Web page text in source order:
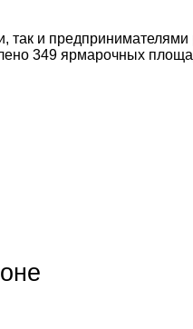
и
349 ярмарочных